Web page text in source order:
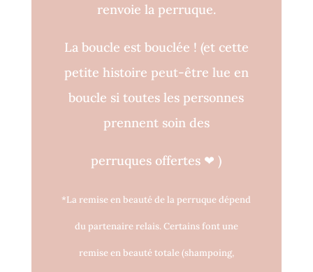
renvoie la perruque.
La boucle est bouclée ! (et cette
petite histoire peut-être lue en
boucle si toutes les personnes
prennent soin des
perruques offertes ❤)
*La remise en beauté de la perruque dépend
du partenaire relais. Certains font une
remise en beauté totale (shampoing,